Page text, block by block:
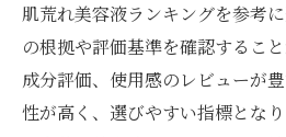
肌荒れとニキビ対策に
方
敏感肌のニキビや赤
術
肌荒れ美容液ランキングを参考
の根拠や評価基準を確認するこ
成分評価、使用感のレビューが
性が高く、選びやすい指標とな